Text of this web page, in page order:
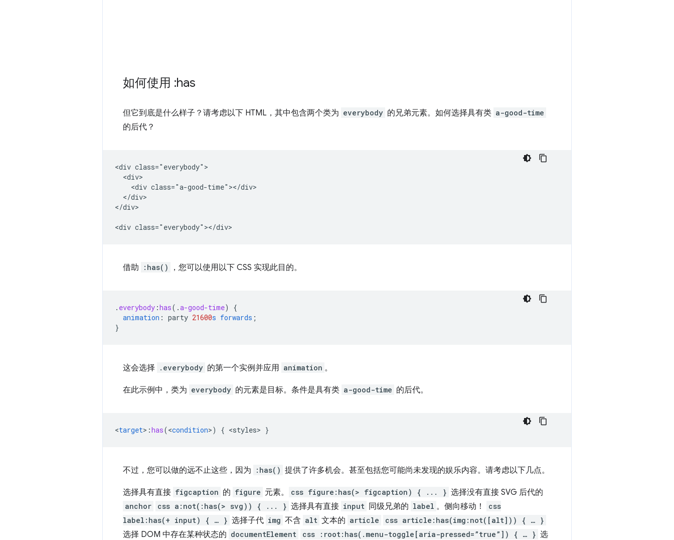
如何使用 :has
但它到底是什么样子？请考虑以下 HTML，其中包含两个类为 everybody 的兄弟元素。如何选择具有类 a-good-time
的后代？
<div class="everybody">
  <div>
    <div class="a-good-time"></div>
  </div>
</div>
借助 :has() ，您可以使用以下 CSS 实现此目的。
. everybody :has( .a-good-time)
{
animation : party 21600s forwards ;
}
这会选择 .everybody 的第一个实例并应用 animation 。
在此示例中，类为 everybody 的元素是目标。条件是具有类 a-good-time 的后代。
<target> :has(<condition>) { <styles> }
不过，您可以做的远不止这些，因为 :has() 提供了许多机会。甚至包括您可能尚未发现的娱乐内容。请考虑以下几点。
选择具有直接 figcaption 的 figure 元素。 css figure:has(> figcaption) { ... } 选择没有直接 SVG 后代的
anchor css a:not(:has(> svg)) { ... } 选择具有直接 input 同级兄弟的 label 。侧向移动！
css
label:has(+ input) { … } 选择子代 img 不含 alt 文本的 article css article:has(img:not([alt])) { … }
选择 DOM 中存在某种状态的 documentElement css :root:has(.menu-toggle[aria-pressed=”true”]) { … } 选